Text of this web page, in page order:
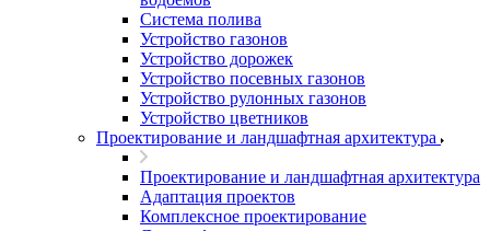
Система полива
Устройство газонов
Устройство дорожек
Устройство посевных газонов
Устройство рулонных газонов
Устройство цветников
Проектирование и ландшафтная архитектура
Проектирование и ландшафтная архитектура
Адаптация проектов
Комплексное проектирование